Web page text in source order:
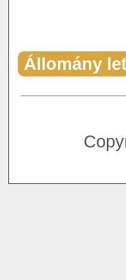
Állomány